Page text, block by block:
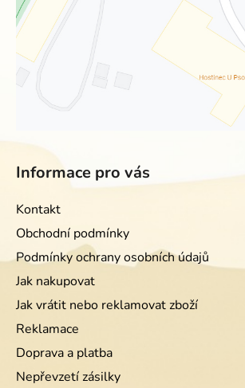
Informace pro vás
Kontakt
Obchodní podmínky
Podmínky ochrany osobních údajů
Jak nakupovat
Jak vrátit nebo reklamovat zboží
Reklamace
Doprava a platba
Nepřevzetí zásilky